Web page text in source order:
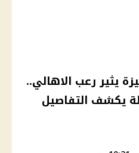
يثير رعب الاهالي..
يكشف التفاصيل